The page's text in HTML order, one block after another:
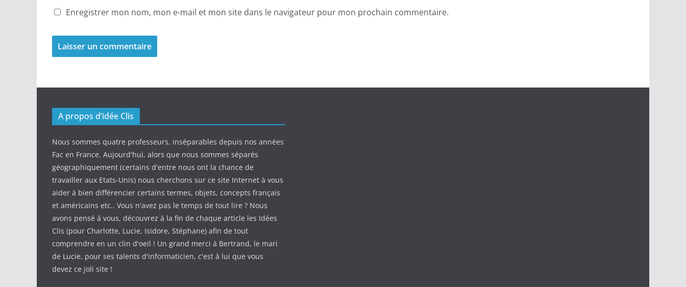
Enregistrer mon nom, mon e-mail et mon site dans le navigateur pour mon prochain commentaire.
A propos d’idée Clis
Nous sommes quatre professeurs, inséparables depuis nos années
Fac en France. Aujourd'hui, alors que nous sommes séparés
géographiquement (certains d'entre nous ont la chance de
travailler aux Etats-Unis) nous cherchons sur ce site Internet à vous
aider à bien différencier certains termes, objets, concepts français
et américains etc.. Vous n'avez pas le temps de tout lire ? Nous
avons pensé à vous, découvrez à la fin de chaque article les Idées
Clis (pour Charlotte, Lucie, Isidore, Stéphane) afin de tout
comprendre en un clin d'oeil ! Un grand merci à Bertrand, le mari
de Lucie, pour ses talents d'informaticien, c'est à lui que vous
devez ce joli site !